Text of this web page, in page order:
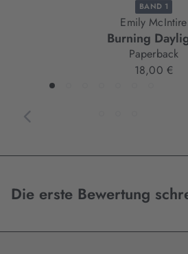
BAND 1
Emily McIntire
Burning
Paperback
18,00 €
Die erste Bewertung